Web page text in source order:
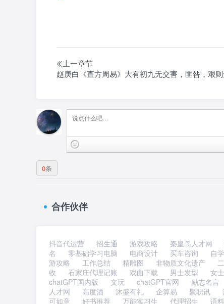
上一章节
赵庚白《直方周易》大有初九无交害，匪咎，艰则
0条
合作伙伴
抖音代运营 招生通 游戏攻略 秦皇岛人才网
名
零基础学习电脑 电商设计 买车咨询 自
游攻略
工作总结 精雕图 非物质文化遗产
收
石家庄代理记账 戏曲下载 男士发型 女
chatGPT国内版
文玩 chatGPT官网 励志名言
人才网
高度酒 沐盛有礼 企算易 聚职讯
可如意
好书推荐 万能实习生 代理招生 语